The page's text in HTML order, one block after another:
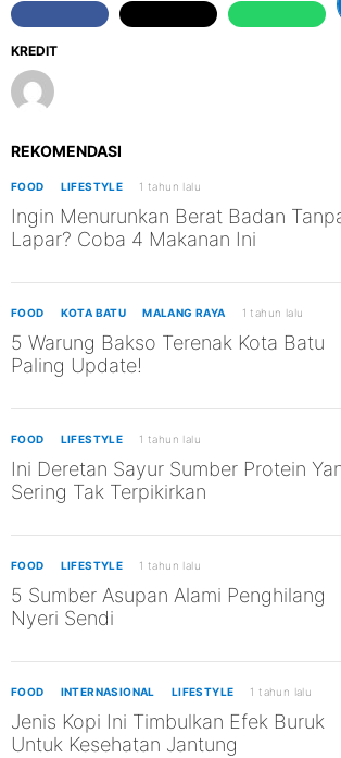
KREDIT
REKOMENDASI
FOOD LIFESTYLE 1 tahun lalu
Ingin Menurunkan Berat Badan
Lapar? Coba 4 Makanan Ini
FOOD KOTA BATU MALANG RAYA 1 tahun lalu
5 Warung Bakso Terenak Kota Batu
Paling Update!
FOOD LIFESTYLE 1 tahun lalu
Ini Deretan Sayur Sumber Protein
Sering Tak Terpikirkan
FOOD LIFESTYLE 1 tahun lalu
5 Sumber Asupan Alami Penghilang
Nyeri Sendi
FOOD INTERNASIONAL LIFESTYLE 1 tahun lalu
Jenis Kopi Ini Timbulkan Efek Buruk
Untuk Kesehatan Jantung